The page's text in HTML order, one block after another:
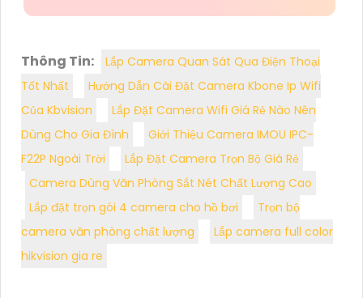
Thông Tin:
Lắp Camera Quan Sát Qua Điện Thoại
Tốt Nhất
Hướng Dẫn Cài Đặt Camera Kbone Ip Wifi
Của Kbvision
Lắp Đặt Camera Wifi Giá Rẻ Nào Nên
Dùng Cho Gia Đình
Giới Thiệu Camera IMOU IPC-
F22P Ngoài Trời
Lắp Đặt Camera Trọn Bộ Giá Rẻ
Camera Dùng Văn Phòng Sắt Nét Chất Lượng Cao
Lắp đặt trọn gói 4 camera cho hồ bơi
Trọn bộ
camera văn phòng chất lượng
Lắp camera full color
hikvision gia re